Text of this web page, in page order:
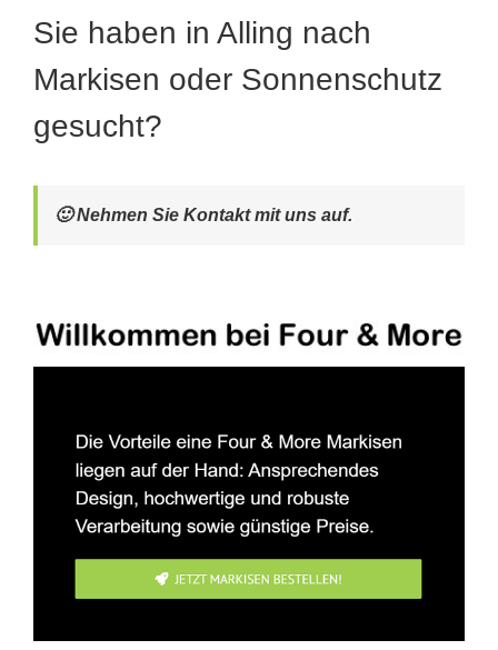
Sie haben in Alling nach
Markisen oder Sonnenschutz
gesucht?
🙂 Nehmen Sie Kontakt mit uns auf.